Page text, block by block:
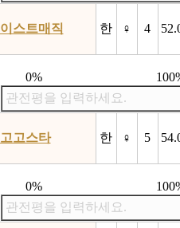
이스트매직 한 ♀ 4
0%
관전평을 입력하세요.
고고스타 한 ♀ 5
0%
관전평을 입력하세요.